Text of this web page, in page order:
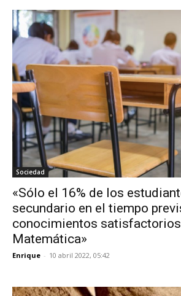
Sociedad
«Sólo el 16% de los
secundario en el tiempo
conocimientos satisfactorios
Matemática»
Enrique - 10 abril 2022, 05:42